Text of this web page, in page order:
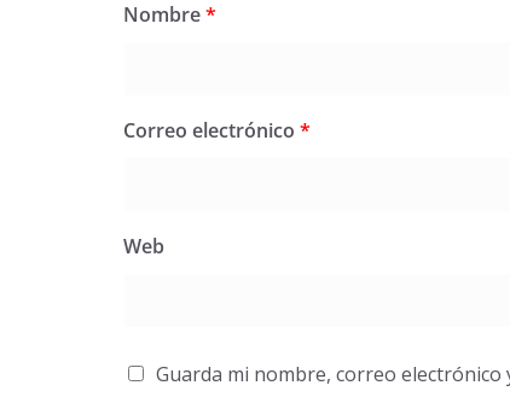
Nombre*
Correo electrónico *
Web
Guarda mi nombre, correo electrónico